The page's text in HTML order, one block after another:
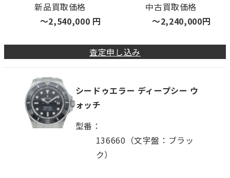
新品買取価格
〜2,540,000 円
中古買取価格
〜2,240,000円
査定申し込み
シードゥエラー ディープシー ウ
ォッチ
型番
136660（文字盤：ブラッ
ク）